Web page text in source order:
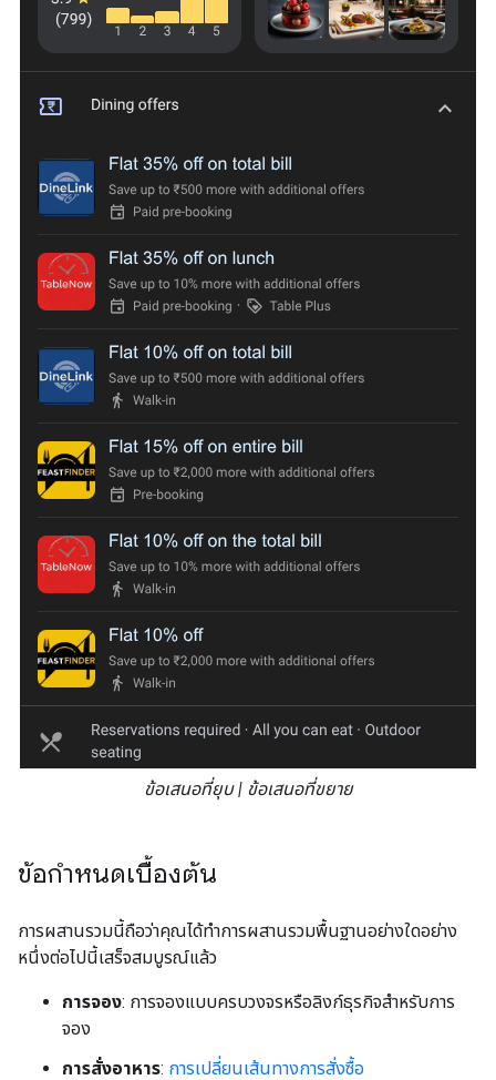
ข้อเสนอที่ยุบ | ข้อเสนอที่ขยาย
ข้อกำหนดเบื้องต้น
การผสานรวมนี้ถือว่าคุณได้ทำการผสานรวมพื้นฐานอย่างใดอย่าง
หนึ่งต่อไปนี้เสร็จสมบูรณ์แล้ว
การจอง: การจองแบบครบวงจรหรือลิงก์ธุรกิจสำหรับการ
จอง
การสั่งอาหาร: การเปลี่ยนเส้นทางการสั่งซื้อ